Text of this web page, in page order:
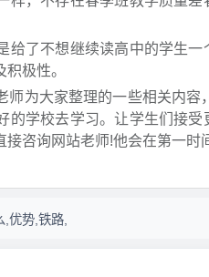
了不想继续读高中的学生一
极性。
为大家整理的一些相关内容
的学校去学习。让学生们接
咨询网站老师!他会在第一时
优势,铁路,